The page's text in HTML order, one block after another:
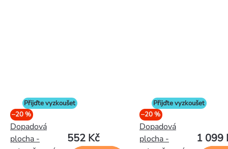
Přijďte vyzkoušet
–20 %
Dopadová
plocha -
552 Kč
Přijďte vyzkoušet
–20 %
Dopadová
plocha -
1 099